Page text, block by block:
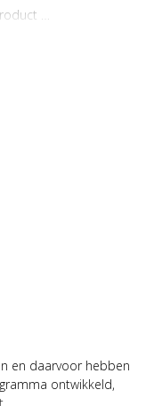
…
en daarvoor hebben
ontwikkeld,